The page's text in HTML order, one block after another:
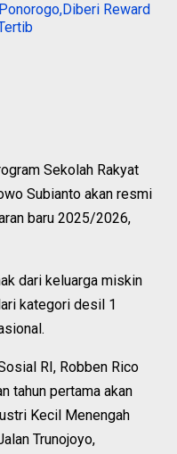
Reward
Sekolah Rakyat
Subianto akan resmi
baru 2025/2026,
dari keluarga miskin
kategori desil 1
RI, Robben Rico
tahun pertama akan
Kecil Menengah
Trunojoyo,